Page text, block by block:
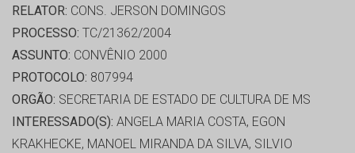
RELATOR: CONS. JERSON DOMINGOS
PROCESSO: TC/21362/2004
ASSUNTO: CONVÊNIO 2000
PROTOCOLO: 807994
ORGÃO: SECRETARIA DE ESTADO DE CULTURA DE MS
INTERESSADO(S): ANGELA MARIA COSTA, EGON
KRAKHECKE, MANOEL MIRANDA DA SILVA, SILVIO